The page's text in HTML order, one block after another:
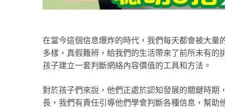
在當今這個信息爆炸的時代，我們每天都會被大
多樣，真假難辨，給我們的生活帶來了前所未有
孩子建立一套判斷網絡內容價值的工具和方法。
對於孩子們來說，他們正處於認知發展的關鍵時
長，我們有責任引導他們學會判斷各種信息，幫